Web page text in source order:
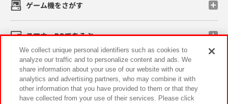
ゲーム機をさがす
スマホ・PCであそぶ
イベント・キャンペーン
We collect unique personal identifiers such as cookies to
analyze our traffic and to personalize content and ads. We
share information about your use of our website with our
analytics and advertising partners, who may combine it with
other information that you have provided to them or that they
have collected from your use of their services. Please click